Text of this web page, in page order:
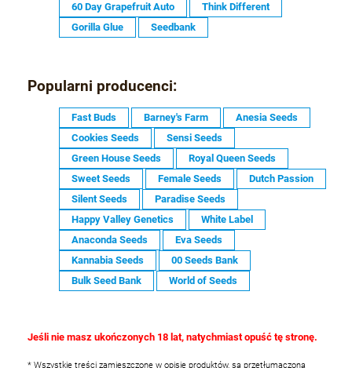
60 Day Grapefruit Auto
Think Different
Gorilla Glue
Seedbank
Popularni producenci:
Fast Buds Barney's Farm
Anesia Seeds
Cookies Seeds
Sensi Seeds
Green House Seeds
Royal Queen Seeds
Sweet Seeds
Female Seeds
Dutch Passion
Silent Seeds
Paradise Seeds
Happy Valley Genetics
White Label
Anaconda Seeds
Eva Seeds
Kannabia Seeds
00 Seeds Bank
Bulk Seed Bank
World of Seeds
Jeśli nie masz ukończonych 18 lat, natychmiast opuść tę stronę.
* Wszystkie treści zamieszczone w opisie produktów, są przetłumaczoną